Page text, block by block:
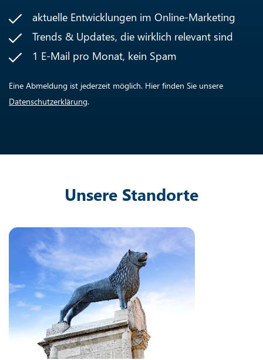
aktuelle Entwicklungen im Online-Marketing
Trends & Updates, die wirklich relevant sind
1 E-Mail pro Monat, kein Spam
Eine Abmeldung ist jederzeit möglich. Hier finden Sie unsere
Datenschutzerklärung.
Unsere Standorte